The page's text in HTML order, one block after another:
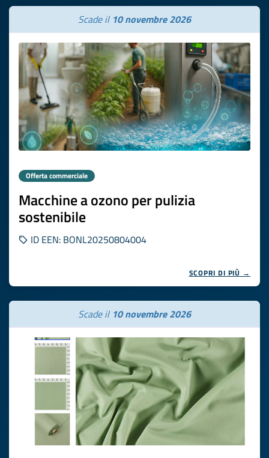
Scade il 10 novembre 2026
Offerta commerciale
Macchine a ozono per pulizia
sostenibile
ID EEN: BONL20250804004
SCOPRI DI PIÙ →
Scade il 10 novembre 2026